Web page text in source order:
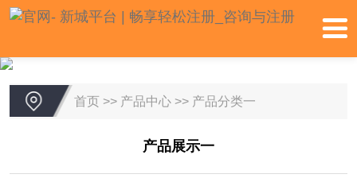
首页>> 产品中心>> 产品分类一
产品展示一